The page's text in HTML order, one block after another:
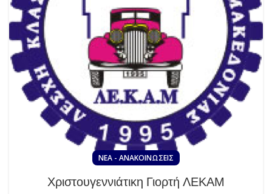
ΝΈΑ - ΑΝΑΚΟΙΝΏΣΕΙΣ
Χριστουγεννιάτικη Γιορτή ΛΕΚΑΜ